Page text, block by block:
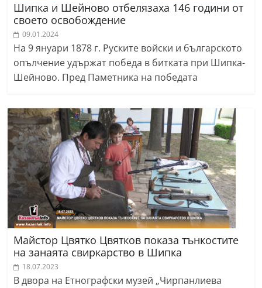
Шипка и Шейново отбелязаха 146 години от
своето освобождение
09.01.2024
На 9 януари 1878 г. Руските войски и българското
опълчение удържат победа в битката при Шипка-
Шейново. Пред Паметника на победата
Майстор Цвятко Цвятков показа тънкостите
на занаята свиркарство в Шипка
18.07.2023
В двора на Етнографски музей „Чирпанлиева